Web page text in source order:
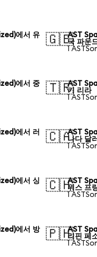
에서 유
🇬🇧AST
국 파운
1
에서 중
🇹🇷AST
키 리라
1
에서 러
🇨🇦AST
나다 달러
1
에서 싱
🇨🇭AST
위스 프
1
에서 방
🇵🇭AST
리핀 페
1